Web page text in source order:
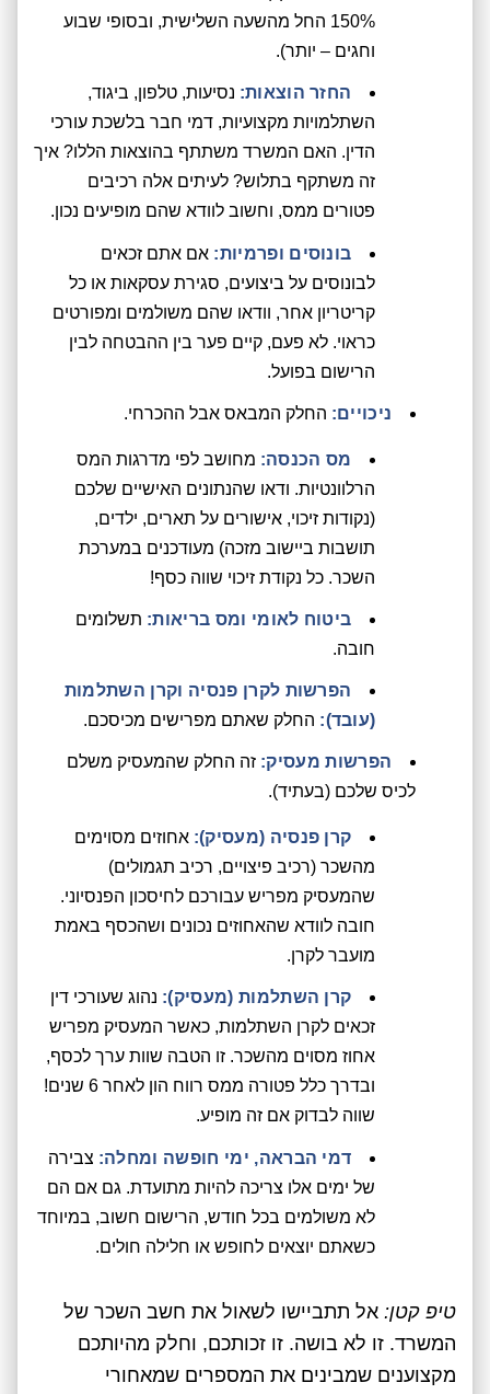
150% החל מהשעה השלישית, ובסופי שבוע
וחגים – יותר).
החזר הוצאות: נסיעות, טלפון, ביגוד,
השתלמויות מקצועיות, דמי חבר בלשכת עורכי
הדין. האם המשרד משתתף בהוצאות הללו? איך
זה משתקף בתלוש? לעיתים אלה רכיבים
פטורים ממס, וחשוב לוודא שהם מופיעים נכון.
בונוסים ופרמיות: אם אתם זכאים
לבונוסים על ביצועים, סגירת עסקאות או כל
קריטריון אחר, וודאו שהם משולמים ומפורטים
כראוי. לא פעם, קיים פער בין ההבטחה לבין
הרישום בפועל.
ניכויים: החלק המבאס אבל ההכרחי.
מס הכנסה: מחושב לפי מדרגות המס
הרלוונטיות. ודאו שהנתונים האישיים שלכם
(נקודות זיכוי, אישורים על תארים, ילדים,
תושבות ביישוב מזכה) מעודכנים במערכת
השכר. כל נקודת זיכוי שווה כסף!
ביטוח לאומי ומס בריאות: תשלומים
חובה.
הפרשות לקרן פנסיה וקרן השתלמות
(עובד): החלק שאתם מפרישים מכיסכם.
הפרשות מעסיק: זה החלק שהמעסיק משלם
לכיס שלכם (בעתיד).
קרן פנסיה (מעסיק): אחוזים מסוימים
מהשכר (רכיב פיצויים, רכיב תגמולים)
שהמעסיק מפריש עבורכם לחיסכון הפנסיוני.
חובה לוודא שהאחוזים נכונים ושהכסף באמת
מועבר לקרן.
קרן השתלמות (מעסיק): נהוג שעורכי דין
זכאים לקרן השתלמות, כאשר המעסיק מפריש
אחוז מסוים מהשכר. זו הטבה שוות ערך לכסף,
ובדרך כלל פטורה ממס רווח הון לאחר 6 שנים!
שווה לבדוק אם זה מופיע.
דמי הבראה, ימי חופשה ומחלה: צבירה
של ימים אלו צריכה להיות מתועדת. גם אם הם
לא משולמים בכל חודש, הרישום חשוב, במיוחד
כשאתם יוצאים לחופש או חלילה חולים.
טיפ קטן: אל תתביישו לשאול את חשב השכר של
המשרד. זו לא בושה. זו זכותכם, וחלק מהיותכם
מקצוענים שמבינים את המספרים שמאחורי